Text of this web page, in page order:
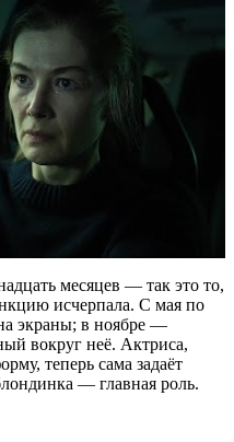
месяцев — так это то,
исчерпала. С мая по
экраны; в ноябре —
вокруг неё. Актриса,
теперь сама задаёт
— главная роль.